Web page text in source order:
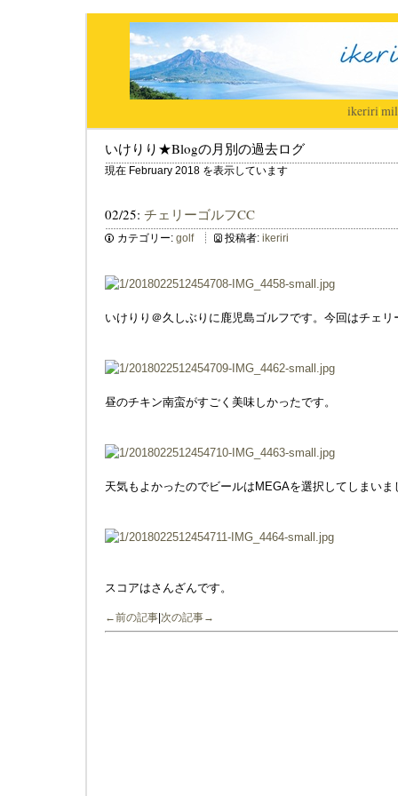
ikeriri|
いけりり★Blogの月別の過去ログ
現在 February 2018 を表示しています
02/25: チェリーゴルフCC
カテゴリー: golf 投稿者: ikeriri
いけりり＠久しぶりに鹿児島ゴルフです。今回はチェ
昼のチキン南蛮がすごく美味しかったです。
天気もよかったのでビールはMEGAを選択してしまい
スコアはさんざんです。
←前の記事 次の記事→